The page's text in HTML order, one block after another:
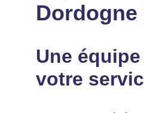
Dordogne
Une
votre